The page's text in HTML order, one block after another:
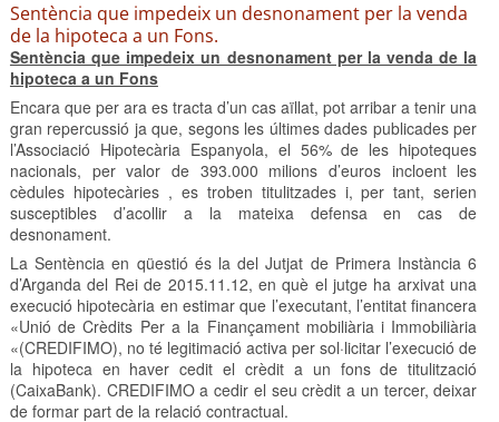
Sentència que impedeix un desnonament per la venda
de la hipoteca a un Fons.
Sentència que impedeix un desnonament per la venda de la
hipoteca a un Fons
Encara que per ara es tracta d’un cas aïllat, pot arribar a tenir una
gran repercussió ja que, segons les últimes dades publicades per
l’Associació Hipotecària Espanyola, el 56% de les hipoteques
nacionals, per valor de 393.000 milions d’euros incloent les
cèdules hipotecàries , es troben titulitzades i, per tant, serien
susceptibles d’acollir a la mateixa defensa en cas de
desnonament.
La Sentència en qüestió és la del Jutjat de Primera Instància 6
d’Arganda del Rei de 2015.11.12, en què el jutge ha arxivat una
execució hipotecària en estimar que l’executant, l’entitat financera
«Unió de Crèdits Per a la Finançament mobiliària i Immobiliària
«(CREDIFIMO), no té legitimació activa per sol·licitar l’execució de
la hipoteca en haver cedit el crèdit a un fons de titulització
(CaixaBank). CREDIFIMO a cedir el seu crèdit a un tercer, deixar
de formar part de la relació contractual.